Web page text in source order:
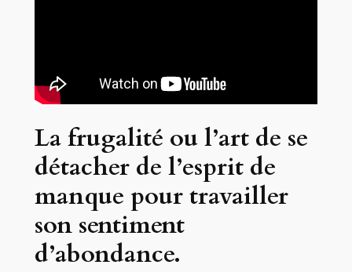
La frugalité ou l’art de se
détacher de l’esprit de
manque pour travailler
son sentiment
d’abondance.